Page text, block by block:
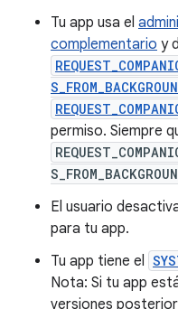
Tu app usa el
complementario y
permiso. Siempre
El usuario
para tu app.
Tu app tiene el
Nota: Si tu app
versiones